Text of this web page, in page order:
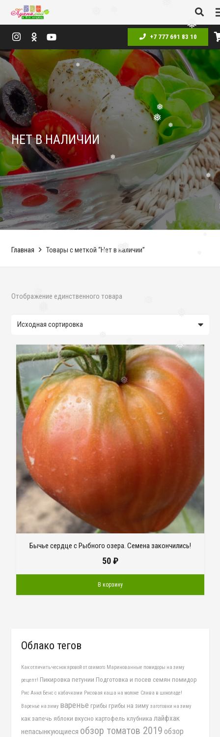
❅
❅
❅
❅
❅
❅
❅
❅
❅
❅
❅
❅
❅
❅
+7 777 691 83 10
НЕТ В НАЛИЧИИ
Главная Товары с меткой “Нет в наличии”
Отображение единственного товара
Бычье сердце с Рыбного озера. Семена закончились!
50₽
В корзину
Облако тегов
Как отличить чеснок яровой от озимого Маринованные помидоры на зиму
рецепт! Пикировка петунии Подготовка и посев семян помидор
Рис Анкл Бенс с кабачками Рисовая каша на молоке Слива в шоколаде!
Варенье на зиму варенье грибы грибы на зиму заготовки на зиму
как запечь яблоки вкусно картофель клубника лайфхак
непасынкующиеся обзор томатов 2019 обзор